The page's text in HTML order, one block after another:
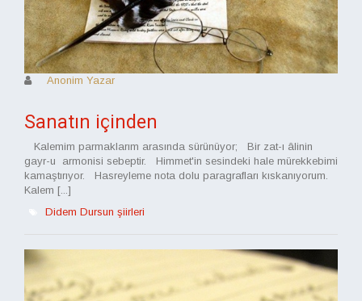
Anonim Yazar
Sanatın içinden
Kalemim parmaklarım arasında sürünüyor; Bir zat-ı âlinin
gayr-u armonisi sebeptir. Himmet'in sesindeki hale mürekkebimi
kamaştırıyor. Hasreyleme nota dolu paragrafları kıskanıyorum.
Kalem [...]
Didem Dursun şiirleri